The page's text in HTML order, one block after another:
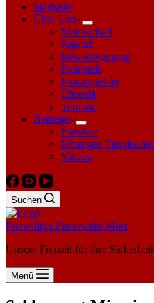
Startseite
Über Uns
Mannschaft
Jugend
Bewerbsgruppe
Fuhrpark
Einsatzgebiet
Chronik
Termine
Beiträge
Einsätze
Übungen Tätigkeiten
Videos
Suchen
Freiwillige Feuerwehr Mötz
Unsere Freizeit für ihre Sicherheit
Menü